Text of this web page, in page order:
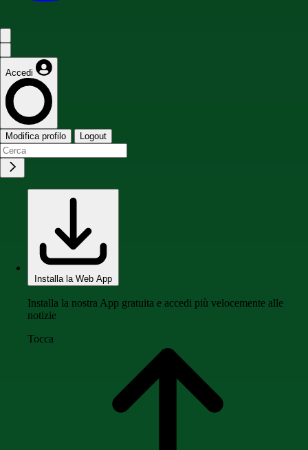
Accedi
Modifica profilo Logout
Installa la Web App
Installa la nostra App gratuita e accedi più velocemente alle
notizie
Tocca